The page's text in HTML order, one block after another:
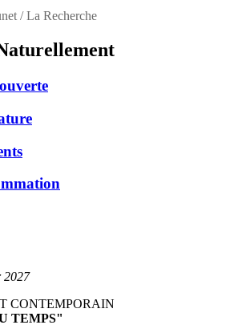
/ La Recherche
2027
CONTEMPORAIN
TEMPS"